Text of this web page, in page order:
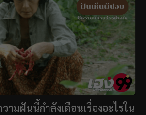
ามฝันนี้กำลังเตือนเรื่องอะไรใน